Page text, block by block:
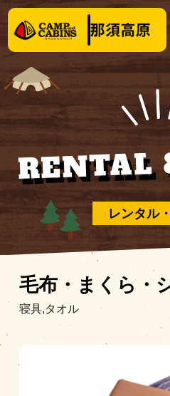
泊まる
楽しむ
ご予約の前に
アクセス
レンタル
RENTAL
毛布・まくら・
寝具,タオル